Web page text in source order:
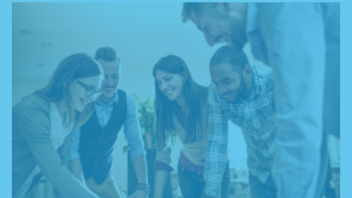
WORK EXPERIENCE
individuazione della work experience e
dell’organizzazione ospitante. Con il nostro programma
di soggiorni studio all'estero potrai fare un'esperienza di
tirocinio all'estero e sperimentare le tue conoscenze sul